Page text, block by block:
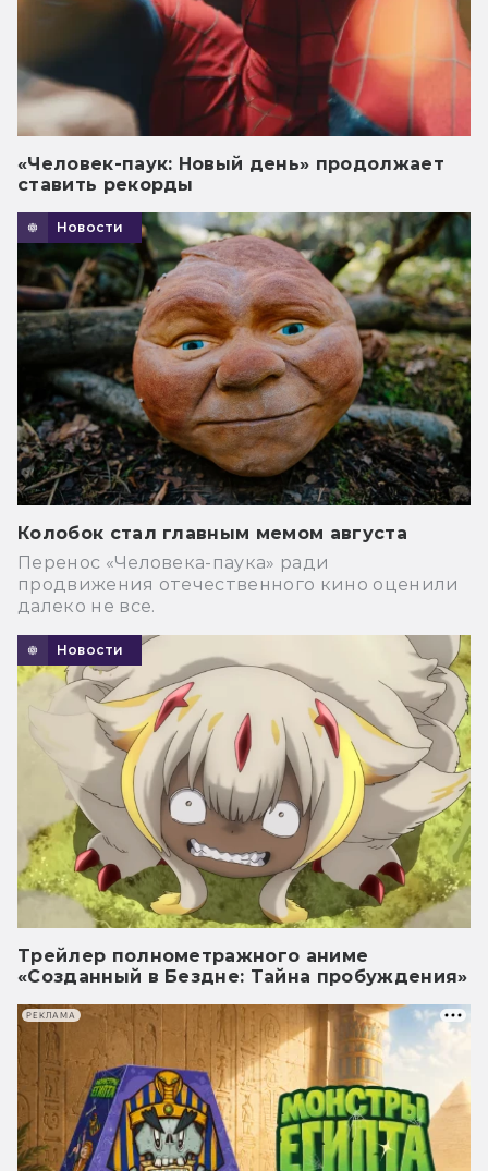
«Человек-паук: Новый день» продолжает
ставить рекорды
Новости
Колобок стал главным мемом августа
Перенос «Человека-паука» ради
продвижения отечественного кино оценили
далеко не все.
Новости
Трейлер полнометражного аниме
«Созданный в Бездне: Тайна пробуждения»
РЕКЛАМА